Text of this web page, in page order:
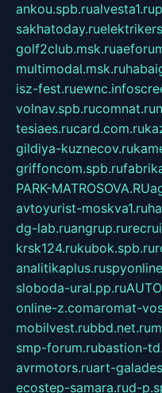
ankou.spb.rualvesta1.ru
sakhatoday.ru
golf2club.msk.ru
multimodal.msk.ru
isz-fest.ruewnc.info
volnav.spb.rucomnat.ru
tesiaes.rucard.com.ru
gildiya-kuznecov.ru
griffoncom.spb.ru
PARK-MATROSOVA.RU
avtoyurist-moskva1.ru
dg-lab.ruangrup.ru
krsk124.rukubok.spb.ru
analitikaplus.ru
sloboda-ural.pp.ru
online-z.comaromat-
mobilvest.rubbd.net.ru
smp-forum.rubastion-
avrmotors.ruart-
ecostep-samara.rud-